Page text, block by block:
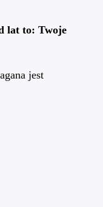
lat to: Twoje
jest